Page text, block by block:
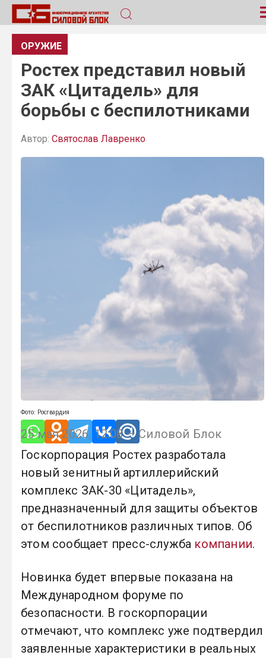
ОРУЖИЕ
Ростех представил новый
ЗАК «Цитадель» для
борьбы с беспилотниками
Автор: Святослав Лавренко
Фото: Росгвардия
25 мая 2026, 12:08 — Силовой Блок
Госкорпорация Ростех разработала
новый зенитный артиллерийский
комплекс ЗАК-30 «Цитадель»,
предназначенный для защиты объектов
от беспилотников различных типов. Об
этом сообщает пресс-служба компании.
Новинка будет впервые показана на
Международном форуме по
безопасности. В госкорпорации
отмечают, что комплекс уже подтвердил
заявленные характеристики в реальных